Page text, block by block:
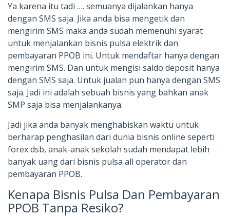
Ya karena itu tadi …. semuanya dijalankan hanya
dengan SMS saja. Jika anda bisa mengetik dan
mengirim SMS maka anda sudah memenuhi syarat
untuk menjalankan bisnis pulsa elektrik dan
pembayaran PPOB ini. Untuk mendaftar hanya dengan
mengirim SMS. Dan untuk mengisi saldo deposit hanya
dengan SMS saja. Untuk jualan pun hanya dengan SMS
saja. Jadi ini adalah sebuah bisnis yang bahkan anak
SMP saja bisa menjalankanya.
Jadi jika anda banyak menghabiskan waktu untuk
berharap penghasilan dari dunia bisnis online seperti
forex dsb, anak-anak sekolah sudah mendapat lebih
banyak uang dari bisnis pulsa all operator dan
pembayaran PPOB.
Kenapa Bisnis Pulsa Dan Pembayaran
PPOB Tanpa Resiko?